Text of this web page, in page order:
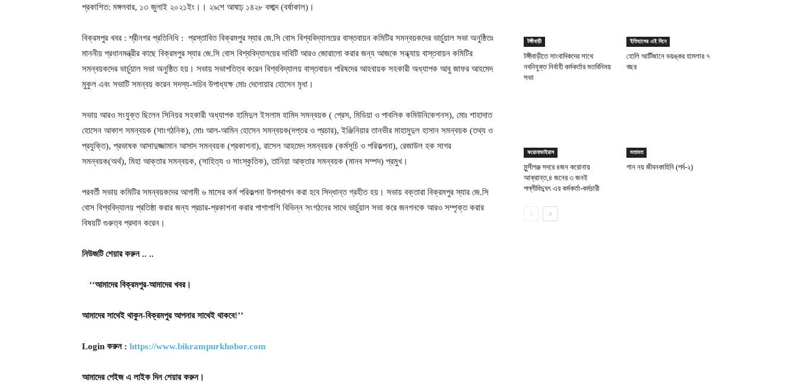
প্রকাশিত: মঙ্গলবার, ১৩ জুলাই ২০২১ইং।। ২৯শে আষাঢ় ১৪২৮ বঙ্গাব্দ (বর্ষাকাল)।
বিক্রমপুর খবর : শ্রীনগর প্রতিনিধি : প্রস্তাবিত বিক্রমপুর স্যার জে.সি বোস বিশ্ববিদ্যালয়ের বাস্তবায়ন কমিটির সমন্বয়কদের ভার্চুয়াল সভা অনুষ্ঠিতঃ
মাননীয় প্রধানমন্ত্রীর কাছে বিক্রমপুর স্যার জে.সি বোস বিশ্ববিদ্যালয়ের দাবিটি আরও জোরালো করার জন্য আজকে সন্ধ্যায় বাস্তবায়ন কমিটির
সমন্বয়কদের ভার্চুয়াল সভা অনুষ্ঠিত হয়। সভায় সভাপতিত্ব করেন বিশ্ববিদ্যালয় বাস্তবায়ন পরিষদের আহবায়ক সহকারী অধ্যাপক আবু জাফর আহমেদ
মুকুল এবং সভাটি সমন্বয় করেন সদস্য-সচিব উপাধ্যক্ষ মোঃ দেলোয়ার হোসেন মৃধা।
সভায় আরও সংযুক্ত ছিলেন সিনিয়র সহকারী অধ্যাপক হামিদুল ইসলাম হামিদ সমন্বয়ক ( প্রেস, মিডিয়া ও পাবলিক কমিউনিকেশনস), মোঃ শাহাদাত
হোসেন আকাশ সমন্বয়ক (সাংগঠনিক), মোঃ আল-আমিন হোসেন সমন্বয়ক(দপ্তর ও প্রচার), ইঞ্জিনিয়ার তানভীর মাহামুদুল হাসান সমন্বয়ক (তথ্য ও
প্রযুক্তি), প্রভাষক আসাদুজ্জামান আসাদ সমন্বয়ক (প্রকাশনা), রাসেল আহমেদ সমন্বয়ক (কর্মসূচি ও পরিকল্পনা), রেজাউল হক সাগর
সমন্বয়ক(অর্থ), মিহা আক্তার সমন্বয়ক, (সাহিত্য ও সাংস্কৃতিক), তানিয়া আক্তার সমন্বয়ক (মানব সম্পদ) প্রমুখ।
পরবর্তী সভায় কমিটির সমন্বয়কদের আগামী ৬ মাসের কর্ম পরিকল্পনা উপস্থাপন করা হবে সিদ্ধান্ত গ্রহীত হয়। সভায় বক্তারা বিক্রমপুর স্যার জে.সি
বোস বিশ্ববিদ্যালয় প্রতিষ্ঠা করার জন্য প্রচার-প্রকাশনা করার পাশাপাশি বিভিন্ন সংগঠনের সাথে ভার্চুয়াল সভা করে জনগনকে আরও সম্পৃক্ত করার
বিষয়টি গুরুত্ব প্রদান করেন।
নিউজটি শেয়ার করুন .. ..
‘‘আমাদের বিক্রমপুর-আমাদের খবর।
আমাদের সাথেই থাকুন-বিক্রমপুর আপনার সাথেই থাকবে!’’
Login করুন : https://www.bikrampurkhobor.com
আমাদের পেইজ এ লাইক দিন শেয়ার করুন।
টঙ্গীবাড়ী
টঙ্গীবাড়ীতে সাংবাদিকদের সাথে
নবনিযুক্ত নির্বাহী কর্মকর্তার মতবিনিময়
সভা
ইতিহাসের এই দিনে
হোলি আর্টিজানে ভয়ঙ্কর হামলার ৭
বছর
করোনাভাইরাস
মুন্সীগঞ্জ সদরে ৪জন করোনায়
আক্রান্ত,৪ জনের ৩ জনই
পল্লীবিদ্যুৎ এর কর্মকর্তা-কর্মচারী
মতামত
গান নয় জীবনকাহিনি (পর্ব-২)